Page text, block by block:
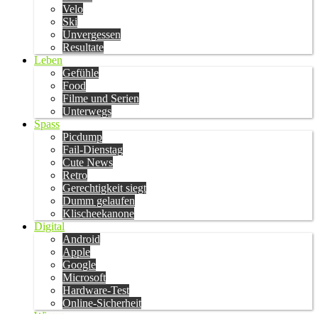
Velo
Ski
Unvergessen
Resultate
Leben
Gefühle
Food
Filme und Serien
Unterwegs
Spass
Picdump
Fail-Dienstag
Cute News
Retro
Gerechtigkeit siegt
Dumm gelaufen
Klischeekanone
Digital
Android
Apple
Google
Microsoft
Hardware-Test
Online-Sicherheit